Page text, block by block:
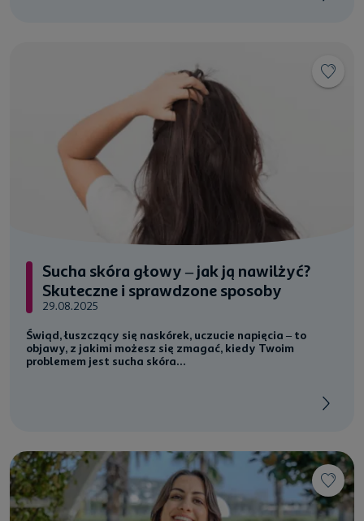
Sucha skóra głowy – jak ją nawilżyć?
Skuteczne i sprawdzone sposoby
29.08.2025
Świąd, łuszczący się naskórek, uczucie napięcia – to
objawy, z jakimi możesz się zmagać, kiedy Twoim
problemem jest sucha skóra...